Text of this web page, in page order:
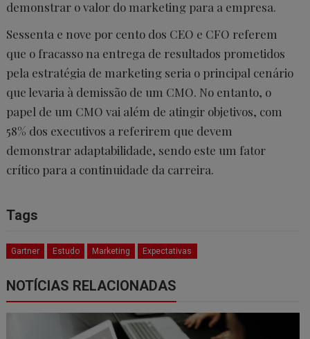
demonstrar o valor do marketing para a empresa.
Sessenta e nove por cento dos CEO e CFO referem
que o fracasso na entrega de resultados prometidos
pela estratégia de marketing seria o principal cenário
que levaria à demissão de um CMO. No entanto, o
papel de um CMO vai além de atingir objetivos, com
58% dos executivos a referirem que devem
demonstrar adaptabilidade, sendo este um fator
crítico para a continuidade da carreira.
Tags
Gartner Estudo Marketing Expectativas
NOTÍCIAS RELACIONADAS